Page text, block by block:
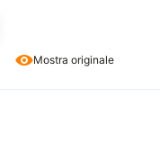
Mostra originale